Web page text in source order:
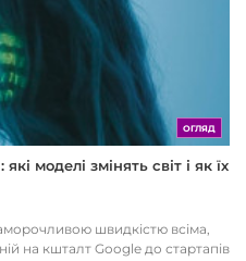
ОГЛЯД
моделі змінять світ і як їх
швидкістю всіма,
на кшталт Google до стартапів